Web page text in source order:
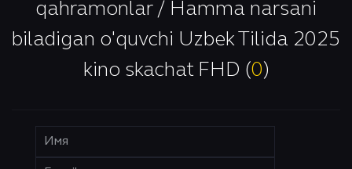
qahramonlar / Hamma narsani
biladigan o'quvchi Uzbek Tilida 2025
kino skachat FHD (0 )